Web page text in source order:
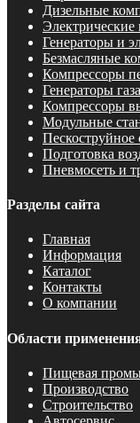
Дизельные
Генераторы и
Безмасляные
Компрессоры
Генераторы газа
Компрессоры
Модульные
Пескоструйное
Подготовка
Пневмосеть и
Разделы сайта
Главная
Информация
Каталог
Контакты
О компании
Области
Пищевая
Производство
Строительство